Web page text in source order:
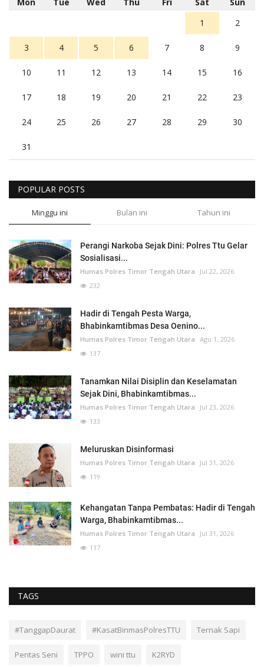
Mon Tue Wed Thu Fri Sat
Sun
1
2
3 4 5 6 7 8 9
10 11 12 13 14 15 16
17 18 19 20 21 22 23
24 25 26 27 28 29 30
31
POPULAR POSTS
Minggu ini Bulan ini Tahun ini
Perangi Narkoba Sejak Dini: Polres Ttu Gelar
Sosialisasi...
Humas Polres Timor Tengah Utara
Jul 22, 2026
232
Hadir di Tengah Pesta Warga,
Bhabinkamtibmas Desa Oenino...
Humas Polres Timor Tengah Utara Agu 1, 2026
137
Tanamkan Nilai Disiplin dan Keselamatan
Sejak Dini, Bhabinkamtibmas...
Humas Polres Timor Tengah Utara
Jul 23, 2026
133
Meluruskan Disinformasi
Humas Polres Timor Tengah Utara
Jul 31, 2026
119
Kehangatan Tanpa Pembatas: Hadir di Tengah
Warga, Bhabinkamtibmas...
Humas Polres Timor Tengah Utara
Jul 31, 2026
117
TAGS
#TanggapDaurat #KasatBinmasPolresTTU Ternak Sapi
Pentas Seni TPPO wini ttu K2RYD